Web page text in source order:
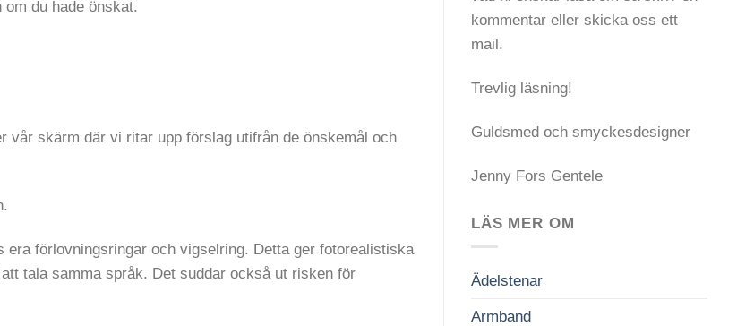
du hade önskat.
vår skärm där vi ritar upp förslag utifrån de önskemål och
förlovningsringar och vigselring. Detta ger fotorealistiska
tala samma språk. Det suddar också ut risken för
kommentar eller skicka oss ett
mail.
Trevlig läsning!
Guldsmed och smyckesdesigner
Jenny Fors Gentele
LÄS MER OM
Ädelstenar
Armband